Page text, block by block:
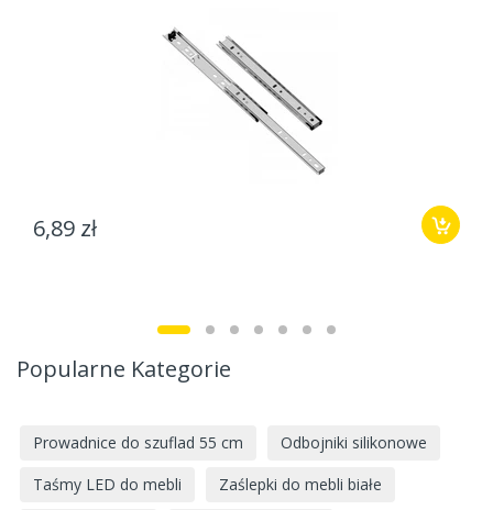
6,89 zł
Popularne Kategorie
Prowadnice do szuflad 55 cm
Odbojniki silikonowe
Taśmy LED do mebli
Zaślepki do mebli białe